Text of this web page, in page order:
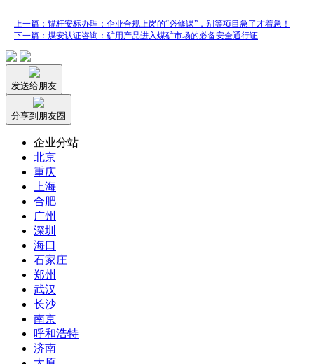
上一篇：锚杆安标办理：企业合规上岗的“必修课”，别等项目急了才着急！
下一篇：煤安认证咨询：矿用产品进入煤矿市场的必备安全通行证
发送给朋友
分享到朋友圈
企业分站
北京
重庆
上海
合肥
广州
深圳
海口
石家庄
郑州
武汉
长沙
南京
呼和浩特
济南